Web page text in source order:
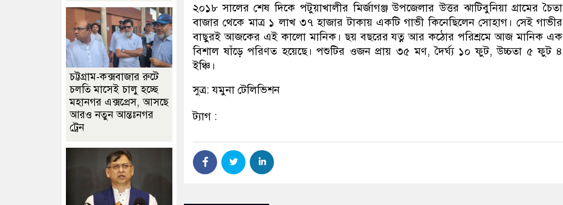
২০১৮ সালের শেষ দিকে পটুয়াখালীর মির্জাগঞ্জ উপজেলার উত্তর ঝাটিবুনিয়া গ্রামের চৈতা
বাজার থেকে মাত্র ১ লাখ ৩৭ হাজার টাকায় একটি গাভী কিনেছিলেন সোহাগ। সেই গাভীর
বাছুরই আজকের এই কালো মানিক। ছয় বছরের যত্ন আর কঠোর পরিশ্রমে আজ মানিক এক
বিশাল ষাঁড়ে পরিণত হয়েছে। পশুটির ওজন প্রায় ৩৫ মণ, দৈর্ঘ্য ১০ ফুট, উচ্চতা ৫ ফুট ৪
ইঞ্চি।
সুত্র: যমুনা টেলিভিশন
ট্যাগ :
চট্টগ্রাম-কক্সবাজার রুটে
চলতি মাসেই চালু হচ্ছে
মহানগর এক্সপ্রেস, আসছে
আরও নতুন আন্তঃনগর
ট্রেন